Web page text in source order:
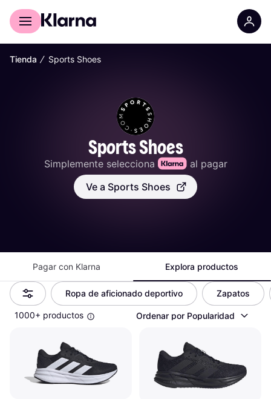
Comprar con Klarna
Tienda ∕ Sports Shoes
Sports Shoes
Simplemente selecciona
al pagar
Ve a Sports Shoes
Pagar con Klarna Explora productos
Ropa de aficionado deportivo Zapatos
1000+ productos Ordenar por Popularidad